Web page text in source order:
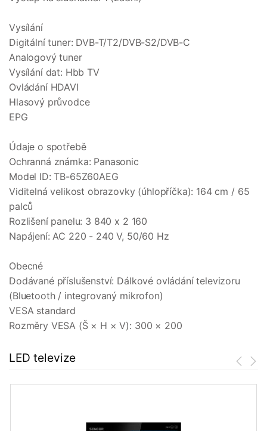
Vysílání
Digitální tuner: DVB-T/T2/DVB-S2/DVB-C
Analogový tuner
Vysílání dat: Hbb TV
Ovládání HDAVI
Hlasový průvodce
EPG
Údaje o spotřebě
Ochranná známka: Panasonic
Model ID: TB-65Z60AEG
Viditelná velikost obrazovky (úhlopříčka): 164 cm / 65
palců
Rozlišení panelu: 3 840 x 2 160
Napájení: AC 220 - 240 V, 50/60 Hz
Obecné
Dodávané příslušenství: Dálkové ovládání televizoru
(Bluetooth / integrovaný mikrofon)
VESA standard
Rozměry VESA (Š × H × V): 300 × 200
LED televize